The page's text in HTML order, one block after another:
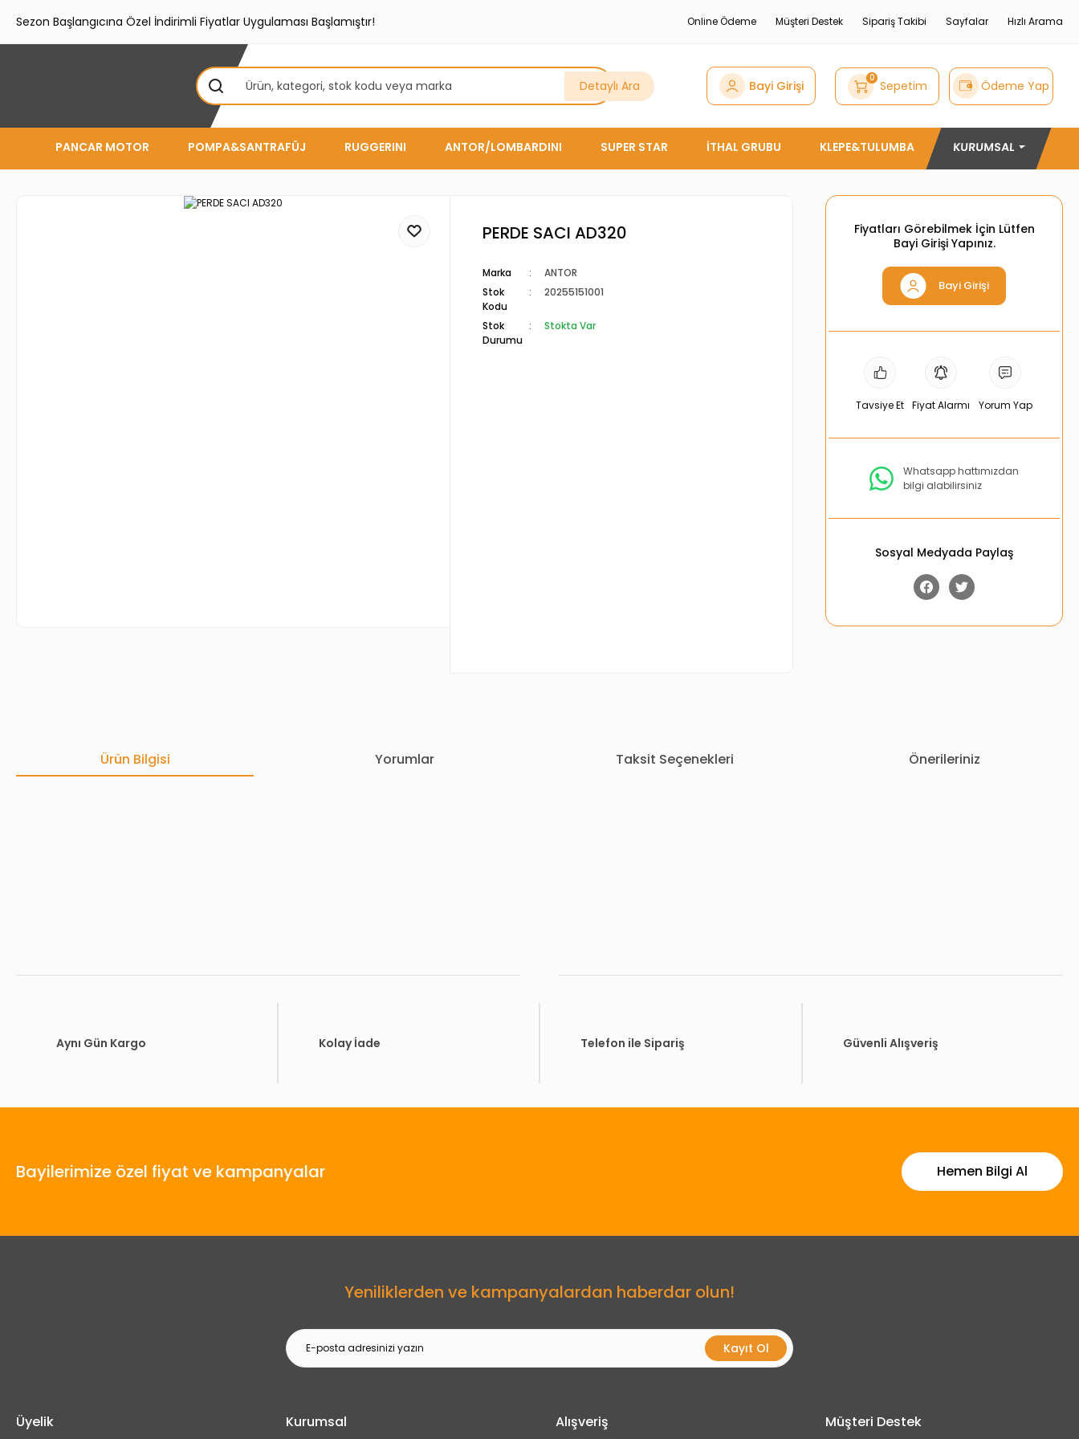
Sezon Başlangıcına Özel İndirimli Fiyatlar Uygulaması Başlamıştır! Online Ödeme Müşteri Destek Sipariş Takibi Sayfalar Hızlı Arama
Detaylı Ara Bayi Girişi 0 Sepetim Ödeme Yap
PANCAR MOTOR POMPA&SANTRAFÜJ RUGGERINI ANTOR/LOMBARDINI SUPER STAR İTHAL GRUBU KLEPE&TULUMBA KURUMSAL
PERDE SACI AD320
Marka
ANTOR
Stok
Kodu
20255151001
Stok
Durumu
Stokta Var
Fiyatları Görebilmek İçin Lütfen
Bayi Girişi Yapınız.
Bayi Girişi
Tavsiye Et Fiyat Alarmı Yorum Yap
Whatsapp hattımızdan
bilgi alabilirsiniz
Sosyal Medyada Paylaş
Ürün Bilgisi Yorumlar Taksit Seçenekleri Önerileriniz
Gönder
Aynı Gün Kargo Kolay İade Telefon ile Sipariş Güvenli Alışveriş
Bayilerimize özel fiyat ve kampanyalar Hemen Bilgi Al
Yeniliklerden ve kampanyalardan haberdar olun!
Kayıt Ol
Üyelik Kurumsal Alışveriş Müşteri Destek